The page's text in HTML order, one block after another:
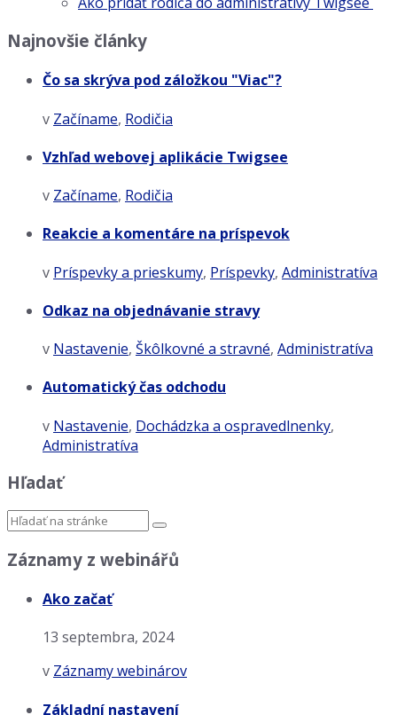
Najnovšie články
Čo sa skrýva pod záložkou "Viac"?
v Začíname, Rodičia
Vzhľad webovej aplikácie Twigsee
v Začíname, Rodičia
Reakcie a komentáre na príspevok
v Príspevky a prieskumy, Príspevky, Administratíva
Odkaz na objednávanie stravy
v Nastavenie, Škôlkovné a stravné, Administratíva
Automatický čas odchodu
v Nastavenie, Dochádzka a ospravedlnenky,
Administratíva
Hľadať
Záznamy z webinářů
Ako začať
13 septembra, 2024
v Záznamy webinárov
Základní nastavení